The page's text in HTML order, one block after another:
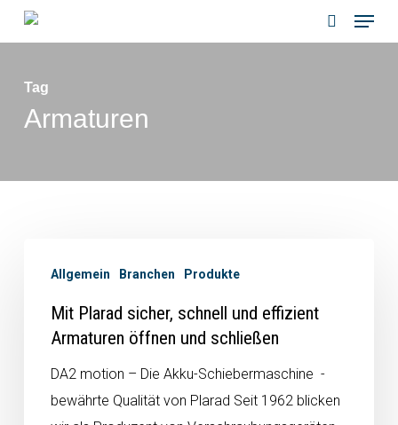
Skip
to
content
search
Menu
Tag
Armaturen
Allgemein Branchen Produkte
Mit Plarad sicher, schnell und effizient
Armaturen öffnen und schließen
DA2 motion – Die Akku-Schiebermaschine -
bewährte Qualität von Plarad Seit 1962 blicken